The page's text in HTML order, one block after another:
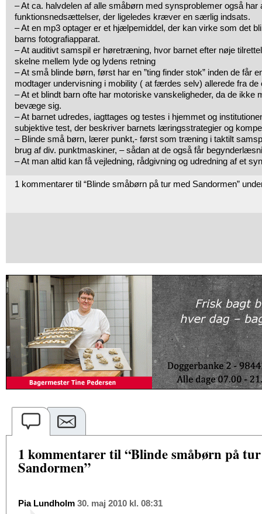
– At ca. halvdelen af alle småbørn med synsproblemer også har
funktionsnedsættelser, der ligeledes kræver en særlig indsats.
– At en mp3 optager er et hjælpemiddel, der kan virke som det
barns fotografiapparat.
– At auditivt samspil er høretræning, hvor barnet efter nøje
skelne mellem lyde og lydens retning
– At små blinde børn, først har en ”ting finder stok” inden de får
modtager undervisning i mobility ( at færdes selv) allerede fra de
– At et blindt barn ofte har motoriske vanskeligheder, da de ikke
bevæge sig.
– At barnet udredes, iagttages og testes i hjemmet og
subjektive test, der beskriver barnets læringsstrategier og
– Blinde små børn, lærer punkt,- først som træning i taktilt
brug af div. punktmaskiner, – sådan at de også får
– At man altid kan få vejledning, rådgivning og udredning af et
1 kommentarer til “Blinde småbørn på tur med Sandormen”
1 kommentarer til “Blinde småbørn på
Sandormen”
Pia Lundholm 30. maj 2010 kl. 08:31